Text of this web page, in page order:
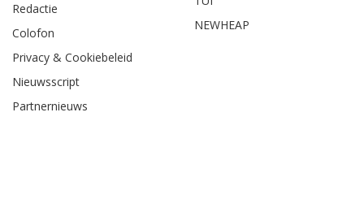
Redactie
Colofon
Privacy & Cookiebeleid
Nieuwsscript
Partnernieuws
NEWHEAP